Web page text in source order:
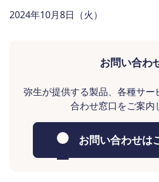
2024年10月8日（火）
お問い合わ
弥生が提供する製品、各種サー
合わせ窓口をご案内
お問い合わせは